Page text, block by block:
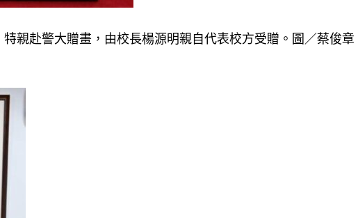
親赴警大贈畫，由校長楊源明親自代表校方受贈。圖／蔡俊章